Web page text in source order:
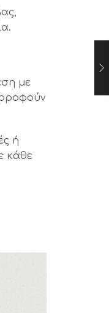
με
ή
κάθε